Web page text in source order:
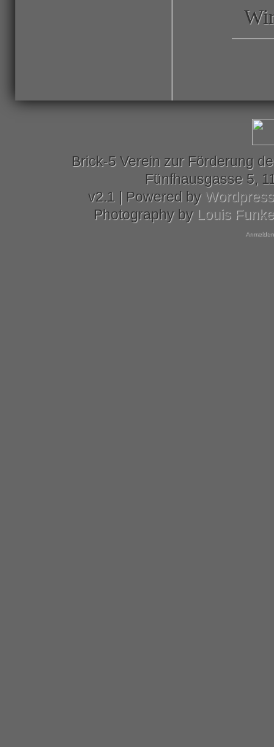
Brick-5 Verein zur Förderung
Fünfhausgasse 5,
v2.1 | Powered by Wordpress
Photography by Louis Funke
Anmelden